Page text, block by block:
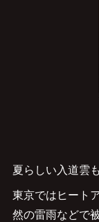
夏らしい入道雲
東京ではヒート
然の雷雨などで